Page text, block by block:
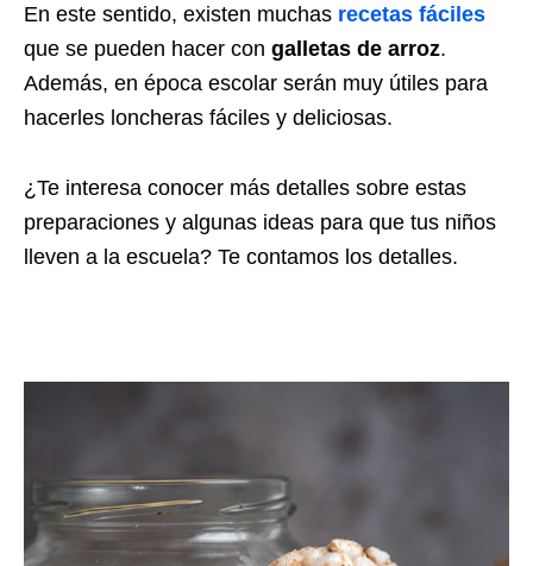
En este sentido, existen muchas recetas fáciles
que se pueden hacer con galletas de arroz.
Además, en época escolar serán muy útiles para
hacerles loncheras fáciles y deliciosas.
¿Te interesa conocer más detalles sobre estas
preparaciones y algunas ideas para que tus niños
lleven a la escuela? Te contamos los detalles.